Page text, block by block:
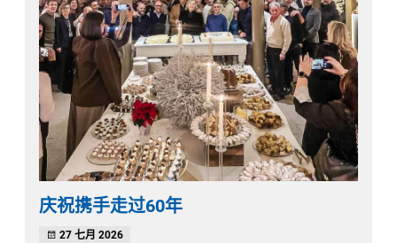
庆祝携手走过60年
27 七月 2026